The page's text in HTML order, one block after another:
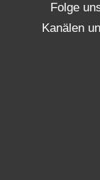
Folge
Kanälen